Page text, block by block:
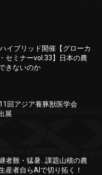
イブリッド開催【グローカ
セミナーvol.33】日本の農
きないのか
回アジア養豚獣医学会
展
者難・猛暑…課題山積の農
産者自らAIで切り拓く！